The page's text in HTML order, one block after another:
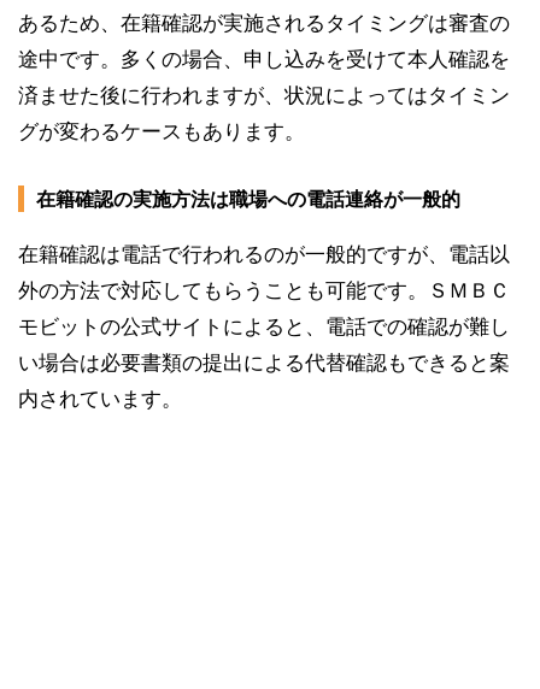
あるため、在籍確認が実施されるタイミングは審査の
途中です。多くの場合、申し込みを受けて本人確認を
済ませた後に行われますが、状況によってはタイミン
グが変わるケースもあります。
在籍確認の実施方法は職場への電話連絡が一般的
在籍確認は電話で行われるのが一般的ですが、電話以
外の方法で対応してもらうことも可能です。ＳＭＢＣ
モビットの公式サイトによると、電話での確認が難し
い場合は必要書類の提出による代替確認もできると案
内されています。